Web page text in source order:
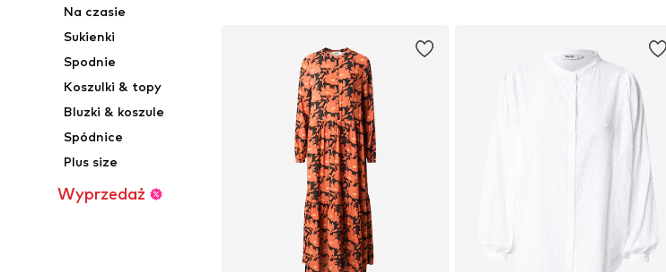
Na czasie
Sukienki
Spodnie
Koszulki & topy
Bluzki & koszule
Spódnice
Plus size
Wyprzedaż